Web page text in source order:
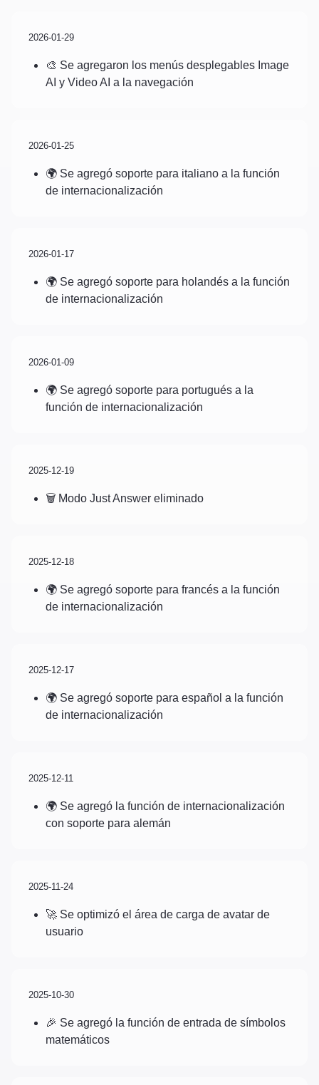
2026-01-29
🎨 Se agregaron los menús desplegables Image
AI y Video AI a la navegación
2026-01-25
🌍 Se agregó soporte para italiano a la función
de internacionalización
2026-01-17
🌍 Se agregó soporte para holandés a la función
de internacionalización
2026-01-09
🌍 Se agregó soporte para portugués a la
función de internacionalización
2025-12-19
🗑️ Modo Just Answer eliminado
2025-12-18
🌍 Se agregó soporte para francés a la función
de internacionalización
2025-12-17
🌍 Se agregó soporte para español a la función
de internacionalización
2025-12-11
🌍 Se agregó la función de internacionalización
con soporte para alemán
2025-11-24
🚀 Se optimizó el área de carga de avatar de
usuario
2025-10-30
🎉 Se agregó la función de entrada de símbolos
matemáticos